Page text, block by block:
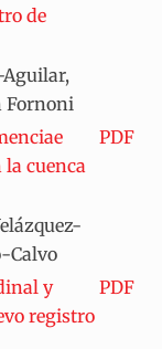
de
Fornoni
cuenca
PDF
Calvo
y
registro
PDF